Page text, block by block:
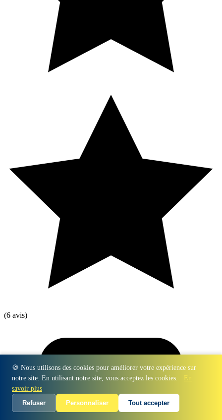
🍪 Nous utilisons des cookies pour améliorer votre expérience sur
notre site. En utilisant notre site, vous acceptez les cookies.
En
savoir plus
Refuser
Personnaliser Tout accepter
(6 avis)